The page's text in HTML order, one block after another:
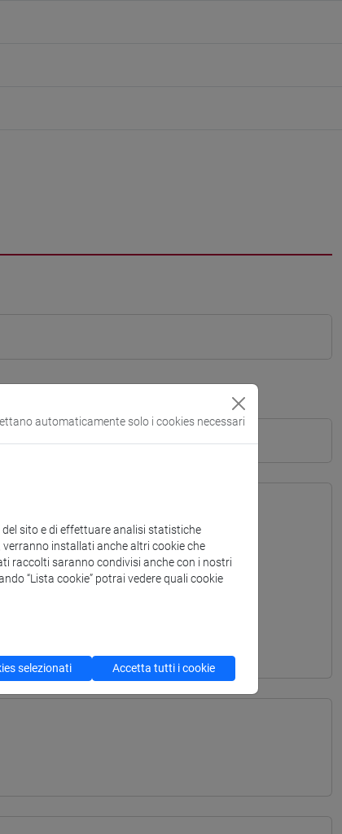
automaticamente solo i cookies necessari
sito e di effettuare analisi statistiche
installati anche altri cookie che
raccolti saranno condivisi anche con i nostri
“Lista cookie” potrai vedere quali cookie
selezionati Accetta tutti i cookie